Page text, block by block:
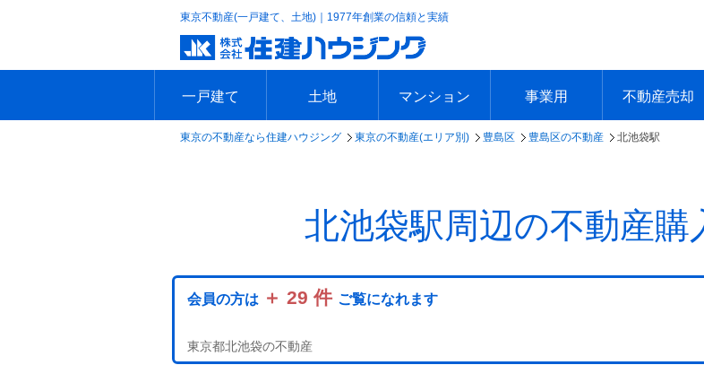
東京不動産(一戸建て、土地)｜1977年創業の信頼と実績
一戸建て
エリアで探す
沿線で探す
新築一戸建て
中古一戸建て
本日の新着物件
今週の新着物件
土地
エリアで探す
沿線で探す
本日の新着物件
今週の新着物件
マンション
エリアで探す
沿線で探す
本日の新着物件
今週の新着物件
事業用
エリアで探す
沿線で探す
本日の新着物件
今週の新着物件
不動産売却
不動産売却ト
簡単無料査定
不動産売却の
不動産売却
海外からの不
東京の不動産なら住建ハウジング 東京の不動産(エリア別) 豊島区 豊島区の不動産 北池袋駅
北池袋駅周辺の不動産購
会員の方は ＋ 29 件 ご覧になれます
東京都北池袋の不動産